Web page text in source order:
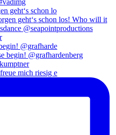
geht‘s schon lo
@grafharde
mich riesig e